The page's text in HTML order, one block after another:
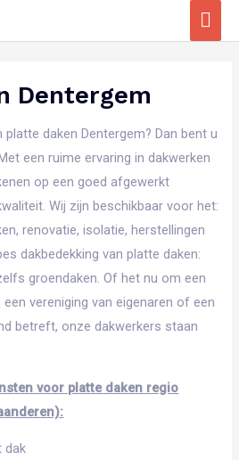
Dentergem
daken Dentergem? Dan bent u
een ruime ervaring in dakwerken
op een goed afgewerkt
Wij zijn beschikbaar voor het:
renovatie, isolatie, herstellingen
dakbedekking van platte daken:
groendaken. Of het nu om een
vereniging van eigenaren of een
betreft, onze dakwerkers staan
voor platte daken regio
dak